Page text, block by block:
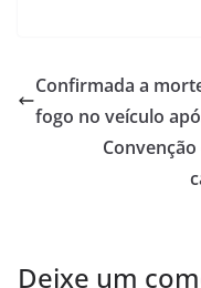
s
A
er b
o
o
Confirmada a
fogo no veículo
Deixe um